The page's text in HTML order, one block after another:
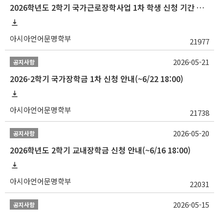
2026학년도 2학기 국가근로장학사업 1차 학생 신청 기간 안내
아시아언어문명학부 21977
공지사항
2026-2학기 국가장학금 1차 신청 안내(~6/22 18:00)
아시아언어문명학부 21738
2026-05-21
공지사항
2026학년도 2학기 교내장학금 신청 안내(~6/16 18:00)
아시아언어문명학부 22031
2026-05-20
공지사항 2026-05-15